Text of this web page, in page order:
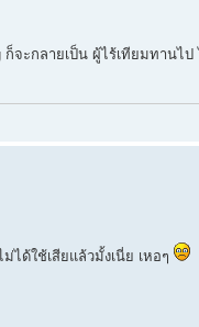
จะกลายเป็น ผู้ไร้เทียมทานไ
ด้ใช้เสียแล้วมั้งเนี่ย เหอๆ